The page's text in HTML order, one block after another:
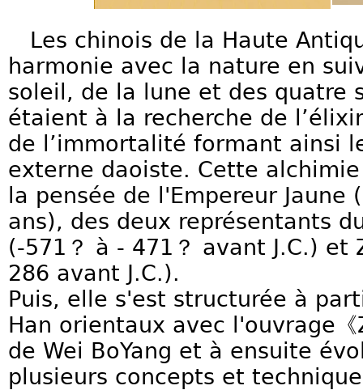
Les chinois de la Haute
harmonie avec la nature en
soleil, de la lune et des quatre
étaient à la recherche de
de l’immortalité formant ainsi
externe daoiste. Cette
la pensée de l'Empereur
ans), des deux représentants
(-571？ à - 471？ avant J.C.) et
286 avant J.C.).
Puis, elle s'est structurée à
Han orientaux avec l'ouvrage《
de Wei BoYang et à ensuite
plusieurs concepts et